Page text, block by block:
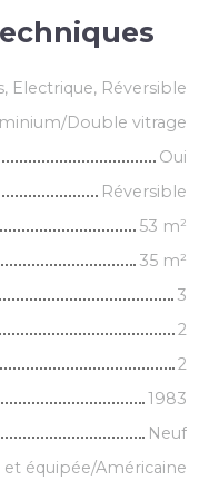
Electrique, Réversible
Double vitrage
Oui
Réversible
53 m²
35 m²
3
2
2
1983
Neuf
équipée/Américaine